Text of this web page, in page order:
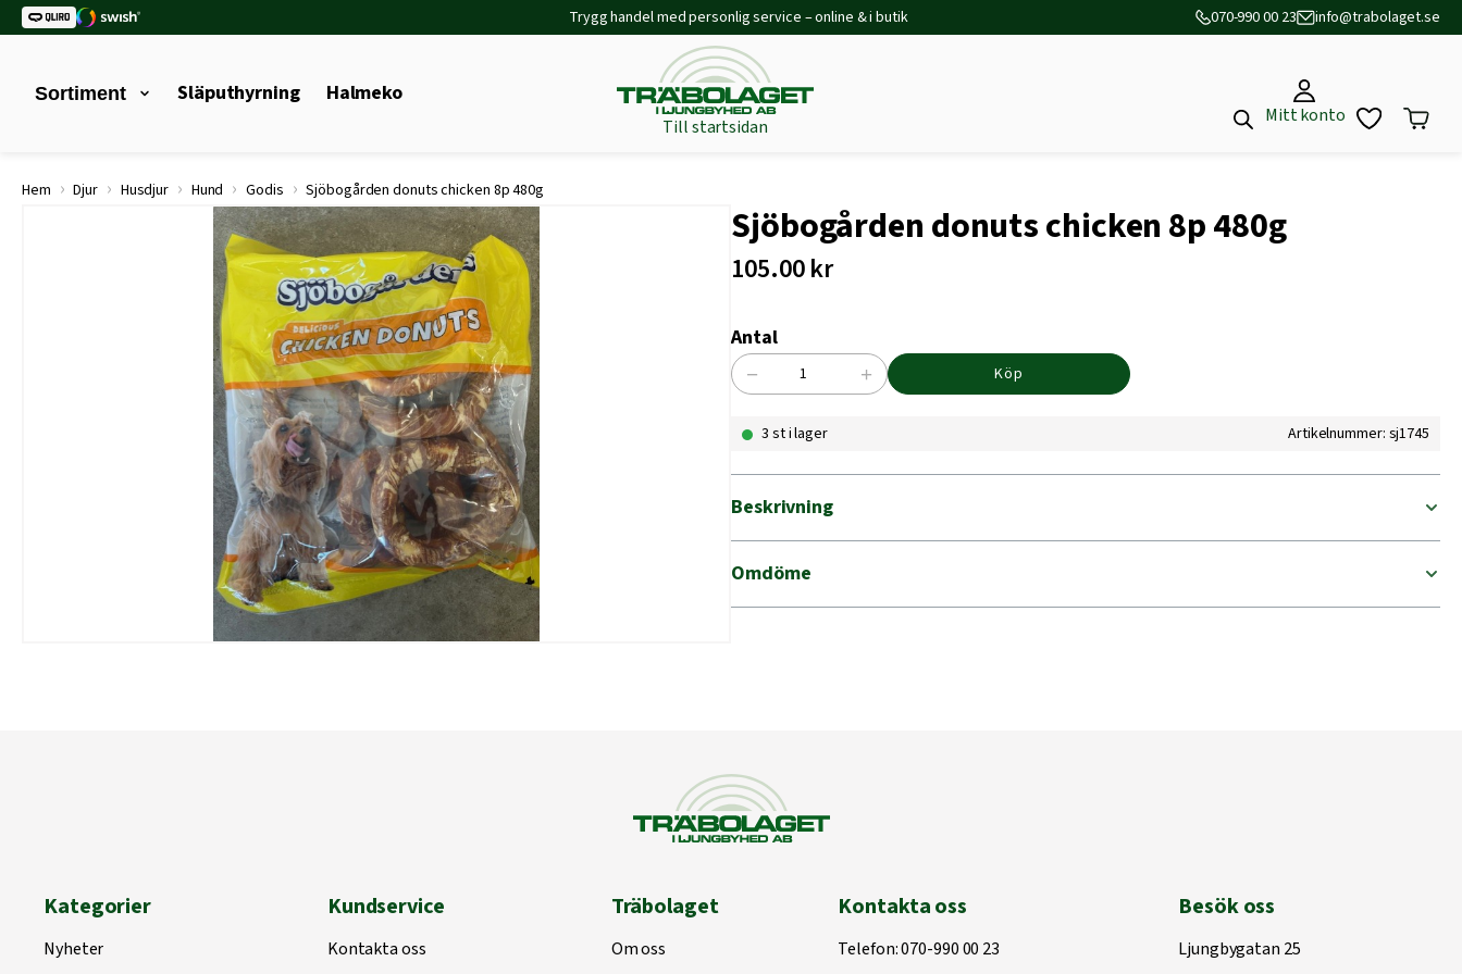
Trygg handel med personlig service – online & i butik 070-990 00 23 info@trabolaget.se
Sortiment Släputhyrning Halmeko
Till startsidan
Mitt konto
Hem › Djur › Husdjur › Hund › Godis › Sjöbogården donuts chicken 8p 480g
Sjöbogården donuts chicken 8p 480g
105.00kr
Antal
Sjöbogården
chicken
480g
mängd
− + Köp
3 st i lager Artikelnummer: sj1745
Beskrivning
Omdöme
Kategorier
Nyheter
Kundservice
Kontakta oss
Träbolaget
Om oss
Kontakta oss
Telefon:070-990 00 23
Besök oss
Ljungbygatan 25